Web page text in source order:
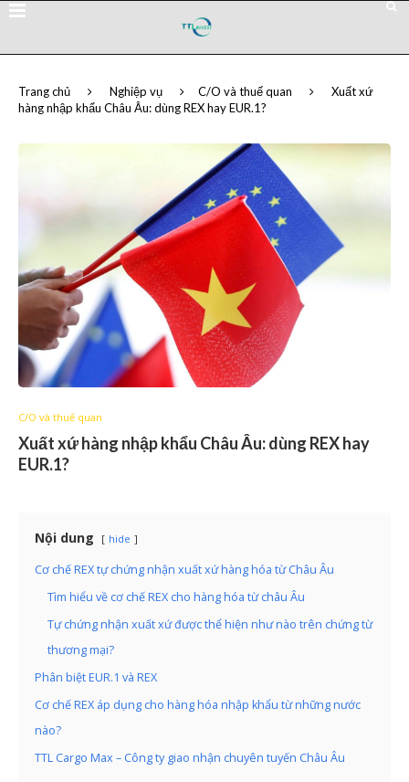
Trang chủ Nghiệp vụ C/O và thuế quan
Xuất xứ
hàng nhập khẩu Châu Âu: dùng REX hay EUR.1?
C/O và thuế quan
Xuất xứ hàng nhập khẩu Châu Âu: dùng REX hay
EUR.1?
Nội dung hide
Cơ chế REX tự chứng nhận xuất xứ hàng hóa từ Châu Âu
Tìm hiểu về cơ chế REX cho hàng hóa từ châu Âu
Tự chứng nhận xuất xứ được thể hiện như nào trên chứng từ
thương mại?
Phân biệt EUR.1 và REX
Cơ chế REX áp dụng cho hàng hóa nhập khẩu từ những nước
nào?
TTL Cargo Max – Công ty giao nhận chuyên tuyến Châu Âu